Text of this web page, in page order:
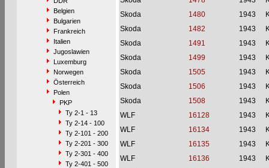
Belgien
Bulgarien
Frankreich
Italien
Jugoslawien
Luxemburg
Norwegen
Österreich
Polen
PKP
Ty 2-1 - 13
Ty 2-14 - 100
Ty 2-101 - 200
Ty 2-201 - 300
Ty 2-301 - 400
Ty 2-401 - 500
Skoda
1480 1943
Skoda
1482 1943
Skoda
1491 1943
Skoda
1499 1943
Skoda
1505 1943
Skoda
1506 1943
Skoda
1508 1943
WLF
16128 1943
WLF
16134 1943
WLF
16135 1943
WLF
16136 1943